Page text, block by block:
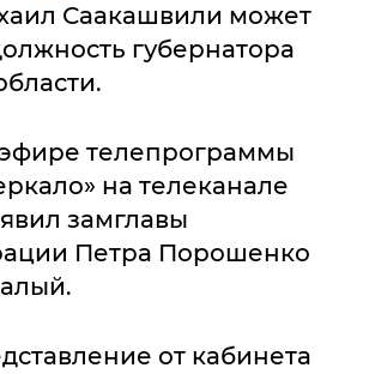
Саакашвили может
губернатора
телепрограммы
на телеканале
замглавы
Петра Порошенко
от кабинета